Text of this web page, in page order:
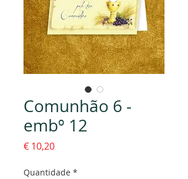
Comunhão 6 -
embº 12
€ 10,20Preço
Quantidade *